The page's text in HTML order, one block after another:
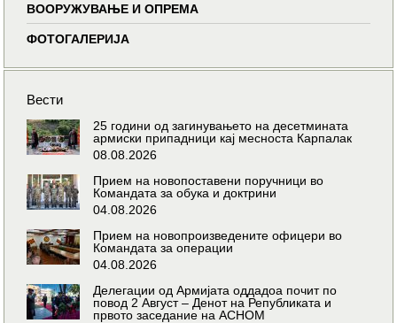
ВООРУЖУВАЊЕ И ОПРЕМА
ФОТОГАЛЕРИЈА
Вести
25 години од загинувањето на десетмината
армиски припадници кај месноста Карпалак
08.08.2026
Прием на новопоставени поручници во
Командата за обука и доктрини
04.08.2026
Прием на новопроизведените офицери во
Командата за операции
04.08.2026
Делегации од Армијата оддадоа почит по
повод 2 Август – Денот на Републиката и
првото заседание на АСНОМ